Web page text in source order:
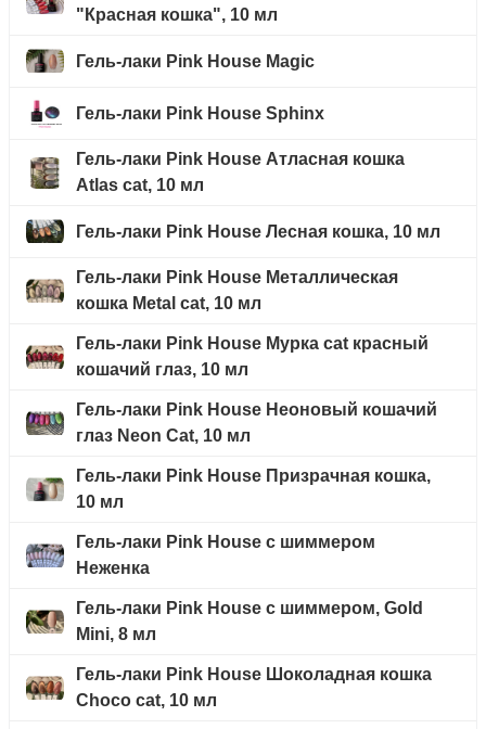
"Красная кошка", 10 мл
Гель-лаки Pink House Magic
Гель-лаки Pink House Sphinx
Гель-лаки Pink House Атласная кошка
Atlas cat, 10 мл
Гель-лаки Pink House Лесная кошка, 10 мл
Гель-лаки Pink House Металлическая
кошка Metal cat, 10 мл
Гель-лаки Pink House Мурка cat красный
кошачий глаз, 10 мл
Гель-лаки Pink House Неоновый кошачий
глаз Neon Cat, 10 мл
Гель-лаки Pink House Призрачная кошка,
10 мл
Гель-лаки Pink House с шиммером
Неженка
Гель-лаки Pink House с шиммером, Gold
Mini, 8 мл
Гель-лаки Pink House Шоколадная кошка
Choco cat, 10 мл